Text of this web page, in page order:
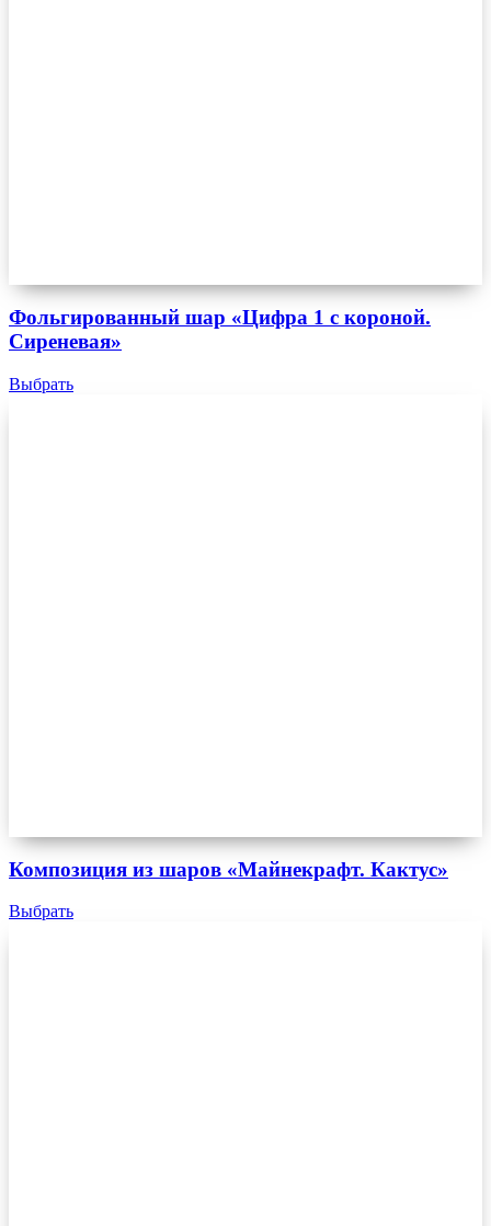
Фольгированный шар «Цифра 1 с короной.
Сиреневая»
Выбрать
Композиция из шаров «Майнекрафт. Кактус»
Выбрать